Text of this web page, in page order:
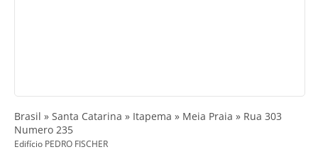
Brasil » Santa Catarina » Itapema » Meia Praia » Rua 303
Numero 235
Edifício PEDRO FISCHER